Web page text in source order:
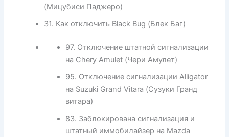
(Мицубиси Паджеро)
31. Как отключить Black Bug (Блек Баг)
97. Отключение штатной сигнализации
на Chery Amulet (Чери Амулет)
95. Отключение cигнализации Alligator
на Suzuki Grand Vitara (Сузуки Гранд
витара)
83. Заблокирована сигнализация и
штатный иммобилайзер на Mazda